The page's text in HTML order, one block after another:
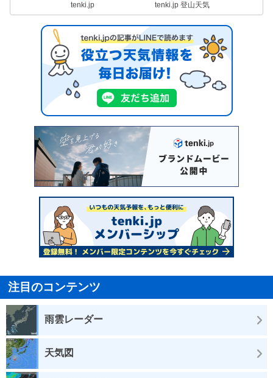
tenki.jp tenki.jp 登山天気
注目のコンテンツ
雨雲レーダー
天気図